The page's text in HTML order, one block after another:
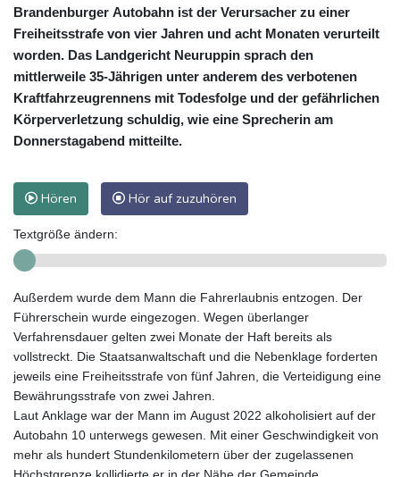
Brandenburger Autobahn ist der Verursacher zu einer
Freiheitsstrafe von vier Jahren und acht Monaten verurteilt
worden. Das Landgericht Neuruppin sprach den
mittlerweile 35-Jährigen unter anderem des verbotenen
Kraftfahrzeugrennens mit Todesfolge und der gefährlichen
Körperverletzung schuldig, wie eine Sprecherin am
Donnerstagabend mitteilte.
Hören Hör auf zuzuhören
Textgröße ändern:
Außerdem wurde dem Mann die Fahrerlaubnis entzogen. Der
Führerschein wurde eingezogen. Wegen überlanger
Verfahrensdauer gelten zwei Monate der Haft bereits als
vollstreckt. Die Staatsanwaltschaft und die Nebenklage forderten
jeweils eine Freiheitsstrafe von fünf Jahren, die Verteidigung eine
Bewährungsstrafe von zwei Jahren.
Laut Anklage war der Mann im August 2022 alkoholisiert auf der
Autobahn 10 unterwegs gewesen. Mit einer Geschwindigkeit von
mehr als hundert Stundenkilometern über der zugelassenen